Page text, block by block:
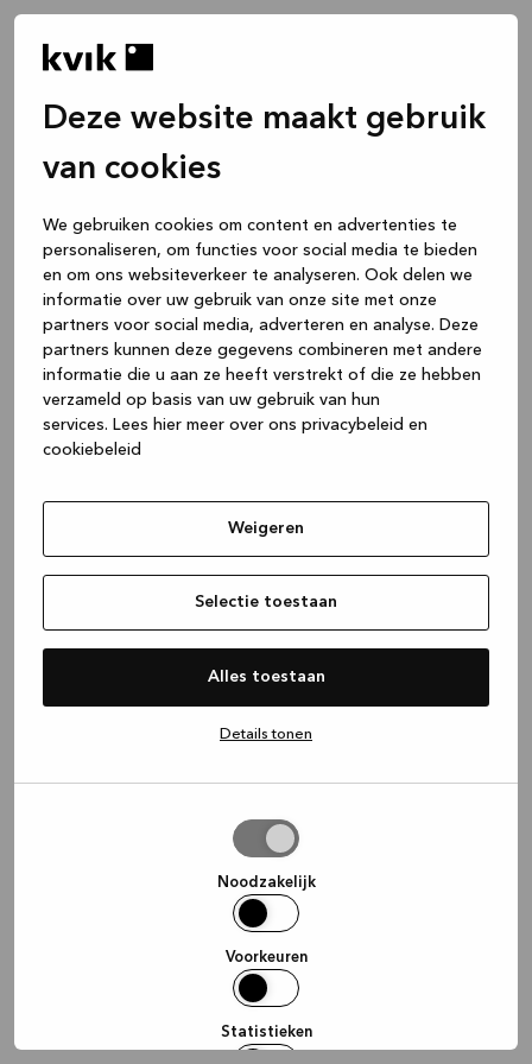
Deze website maakt gebruik
van cookies
We gebruiken cookies om content en advertenties te
personaliseren, om functies voor social media te bieden
en om ons websiteverkeer te analyseren. Ook delen we
informatie over uw gebruik van onze site met onze
partners voor social media, adverteren en analyse. Deze
partners kunnen deze gegevens combineren met andere
informatie die u aan ze heeft verstrekt of die ze hebben
verzameld op basis van uw gebruik van hun
services. Lees hier meer over ons privacybeleid en
cookiebeleid
Weigeren
Selectie toestaan
Alles toestaan
Details tonen
Noodzakelijk
Voorkeuren
Statistieken
(see the browser console for more
information).